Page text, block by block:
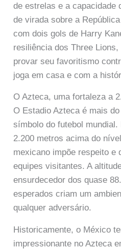
de estrelas e a capacidade
de virada sobre a
com dois gols de Harry
resiliência dos Three
provar seu favoritismo
joga em casa e com a
O Azteca, uma fortaleza a
O Estadio Azteca é mais
símbolo do futebol
2.200 metros acima do
mexicano impõe respeito e
equipes visitantes. A
ensurdecedor dos quase
esperados criam um
qualquer adversário.
Historicamente, o México
impressionante no Azteca